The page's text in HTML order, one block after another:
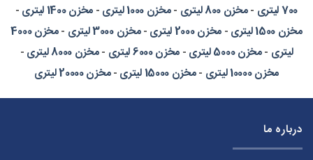
700 لیتری
-مخزن 800 لیتری -مخزن 1000 لیتری -مخزن 1400 لیتری
-
مخزن 1500 لیتری
-مخزن 2000 لیتری -مخزن 3000 لیتری -
مخزن 4000
لیتری -مخزن 5000 لیتری - مخزن 6000 لیتری -مخزن 8000 لیتری
-
مخزن 10000 لیتری
-مخزن 15000 لیتری -مخزن 20000 لیتری
درباره ما